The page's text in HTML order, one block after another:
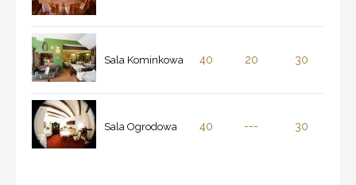
Sala Kominkowa 40 20 30
Sala Ogrodowa 40 --- 30